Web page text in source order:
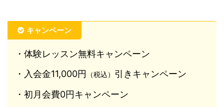
キャンペーン
・体験レッスン無料キャンペーン
・入会金11,000円
（税込） 引きキャンペーン
・初月会費0円キャンペーン